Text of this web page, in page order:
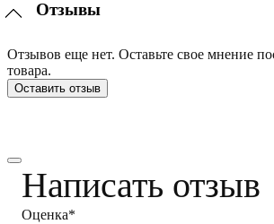
Отзывы
Отзывов еще нет. Оставьте свое мнение
товара.
Оставить отзыв
Написать отзыв
Оценка*